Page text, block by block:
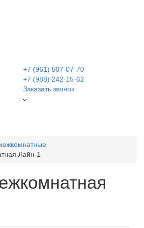
+7 (961) 507-07-70
+7 (988) 242-15-62
Заказать звонок
Лайн-1